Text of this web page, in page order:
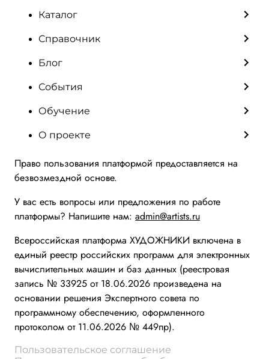
Каталог
Справочник
Блог
События
Обучение
О проекте
Право пользования платформой предоставляется на
безвозмездной основе.
У вас есть вопросы или предложения по работе
платформы? Напишите нам: admin@artists.ru
Всероссийская платформа ХУДОЖНИКИ включена в
единый реестр российских программ для электронных
вычислительных машин и баз данных (реестровая
запись № 33925 от 18.06.2026 произведена на
основании решения Экспертного совета по
программному обеспечению, оформленного
протоколом от 11.06.2026 № 449пр).
Пользовательское соглашение